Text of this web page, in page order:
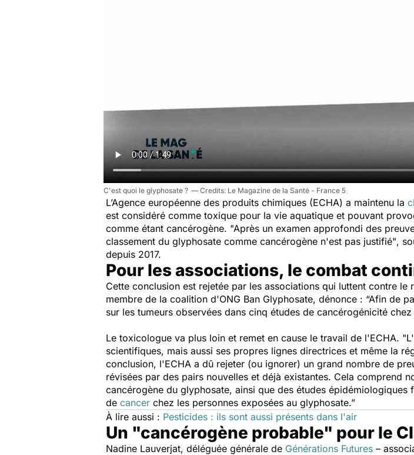
C'est quoi le glyphosate ? Le Magazine de la Santé - France 5
L’Agence européenne des produits chimiques (ECHA) a maintenu la
est considéré comme toxique pour la vie aquatique et pouvant
comme étant cancérogène. "Après un examen approfondi des
classement du glyphosate comme cancérogène n'est pas justifié",
depuis 2017.
Pour les associations, le combat
Cette conclusion est rejetée par les associations qui luttent contre
membre de la coalition d'ONG Ban Glyphosate, dénonce : “Afin de
sur les tumeurs observées dans cinq études de cancérogénicité
Le toxicologue va plus loin et remet en cause le travail de l'ECHA.
scientifiques, mais aussi ses propres lignes directrices et même la
conclusion, l'ECHA a dû rejeter (ou ignorer) un grand nombre de
révisées par des pairs nouvelles et déjà existantes. Cela comprend
cancérogène du glyphosate, ainsi que des études
de cancer chez les personnes exposées au glyphosate.”
À lire aussi : Pesticides : ils sont aussi présents dans l'air
Un "cancérogène probable" pour le
Nadine Lauverjat, déléguée générale de Générations Futures –